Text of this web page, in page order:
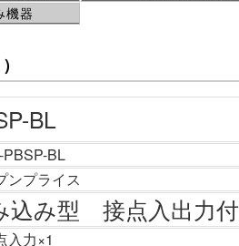
機器
BL
BL
ンプライス
込み型 接点入出力
入力×1